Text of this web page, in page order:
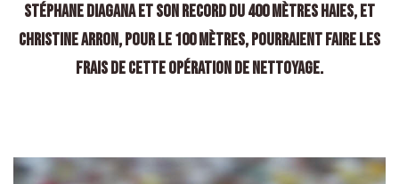
Stéphane Diagana et son record du 400 mètres haies, et
Christine Arron, pour le 100 mètres, pourraient faire les
frais de cette opération de nettoyage.